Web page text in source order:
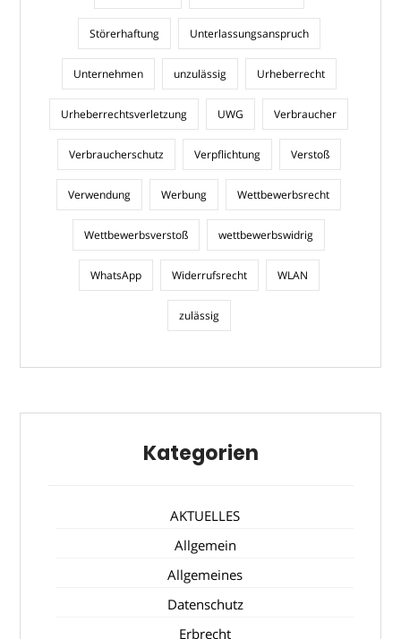
Störerhaftung Unterlassungsanspruch
Unternehmen unzulässig Urheberrecht
Urheberrechtsverletzung UWG Verbraucher
Verbraucherschutz Verpflichtung Verstoß
Verwendung Werbung Wettbewerbsrecht
Wettbewerbsverstoß wettbewerbswidrig
WhatsApp Widerrufsrecht WLAN
zulässig
Kategorien
AKTUELLES
Allgemein
Allgemeines
Datenschutz
Erbrecht